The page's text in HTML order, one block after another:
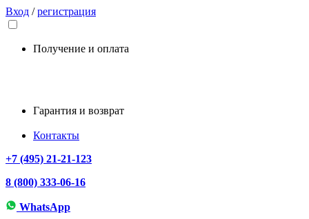
Вход /регистрация
Получение и оплата
Гарантия и возврат
Контакты
+7 (495) 21-21-123
8 (800) 333-06-16
WhatsApp